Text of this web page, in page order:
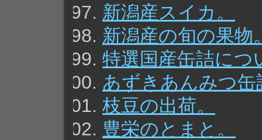
新潟産スイカ。
新潟産の旬の果物
特選国産缶詰につ
あずきあんみつ
枝豆の出荷。
豊栄のとまと。